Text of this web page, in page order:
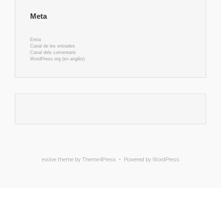
Meta
Entra
Canal de les entrades
Canal dels comentaris
WordPress.org (en anglès)
evolve theme by Theme4Press • Powered by WordPress